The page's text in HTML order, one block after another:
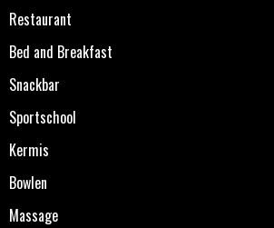
Restaurant
Bed and Breakfast
Snackbar
Sportschool
Kermis
Bowlen
Massage